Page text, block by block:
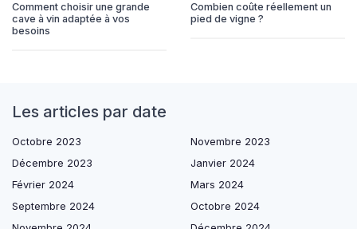
Comment choisir une grande
cave à vin adaptée à vos
besoins
Combien coûte réellement un
pied de vigne ?
Les articles par date
Octobre 2023
Novembre 2023
Décembre 2023
Janvier 2024
Février 2024
Mars 2024
Septembre 2024
Octobre 2024